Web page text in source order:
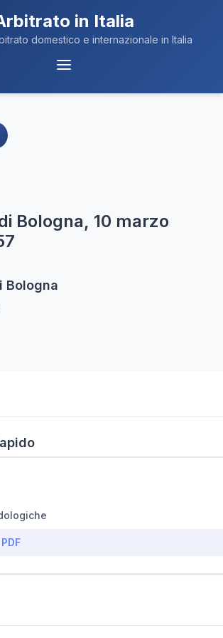
in Italia
domestico e internazionale in Italia
Menu
Bologna, 10 marzo
Bologna